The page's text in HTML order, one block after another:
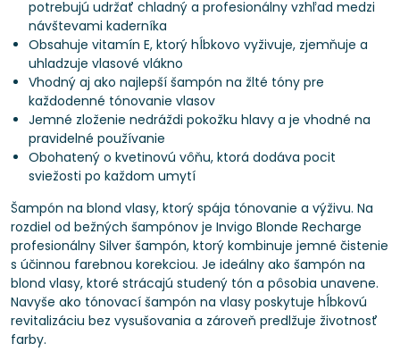
potrebujú udržať chladný a profesionálny vzhľad medzi
návštevami kaderníka
Obsahuje vitamín E, ktorý hĺbkovo vyživuje, zjemňuje a
uhladzuje vlasové vlákno
Vhodný aj ako najlepší šampón na žlté tóny pre
každodenné tónovanie vlasov
Jemné zloženie nedráždi pokožku hlavy a je vhodné na
pravidelné používanie
Obohatený o kvetinovú vôňu, ktorá dodáva pocit
sviežosti po každom umytí
Šampón na blond vlasy, ktorý spája tónovanie a výživu. Na
rozdiel od bežných šampónov je Invigo Blonde Recharge
profesionálny Silver šampón, ktorý kombinuje jemné čistenie
s účinnou farebnou korekciou. Je ideálny ako šampón na
blond vlasy, ktoré strácajú studený tón a pôsobia unavene.
Navyše ako tónovací šampón na vlasy poskytuje hĺbkovú
revitalizáciu bez vysušovania a zároveň predlžuje životnosť
farby.